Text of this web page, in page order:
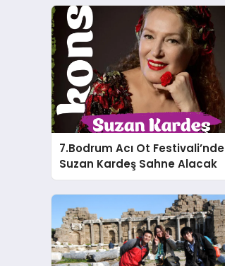
7.Bodrum Acı Ot Festivali’nde
Suzan Kardeş Sahne Alacak